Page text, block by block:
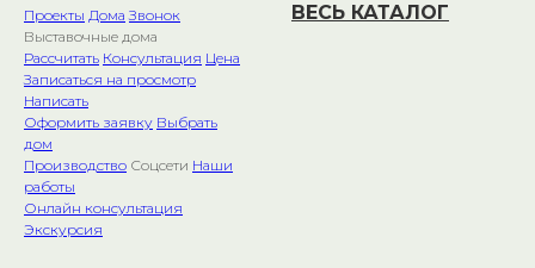
Проекты Дома Звонок
Выставочные дома
Рассчитать Консультация Цена
Записаться на просмотр
Написать
Оформить заявку Выбрать
дом
Производство Соцсети Наши
работы
Онлайн консультация
Экскурсия
ВЕСЬ КАТАЛОГ